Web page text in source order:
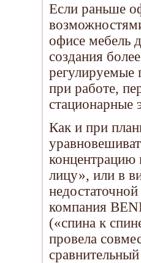
Если раньше
офисе мебель
создания
регулируемые
при работе,
стационарные
Как и при
концентрацию
лицу», или в
компания
(«спина к
провела